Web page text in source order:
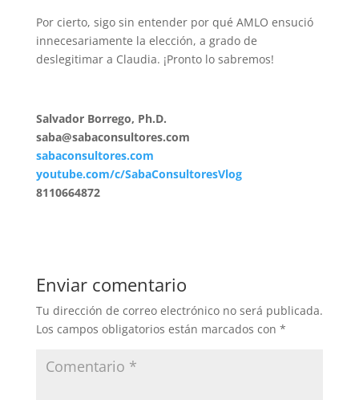
Por cierto, sigo sin entender por qué AMLO ensució
innecesariamente la elección, a grado de
deslegitimar a Claudia. ¡Pronto lo sabremos!
Salvador Borrego, Ph.D.
saba@sabaconsultores.com
sabaconsultores.com
youtube.com/c/SabaConsultoresVlog
8110664872
Enviar comentario
Tu dirección de correo electrónico no será publicada.
Los campos obligatorios están marcados con *